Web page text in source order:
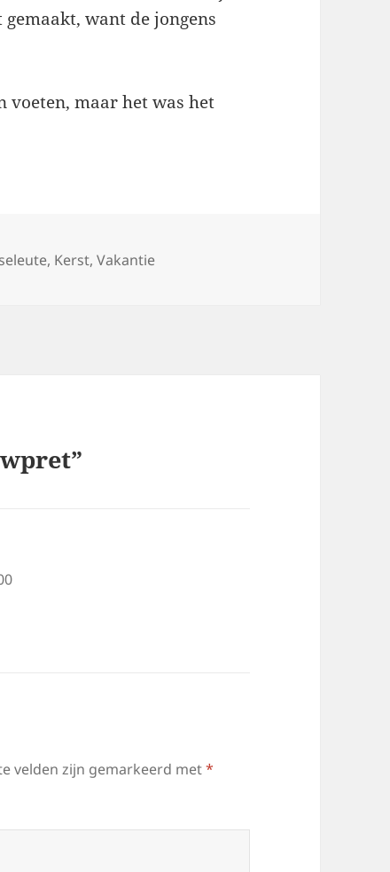
want de jongens
voeten, maar het was het
, Kerst,Vakantie
velden zijn gemarkeerd met*